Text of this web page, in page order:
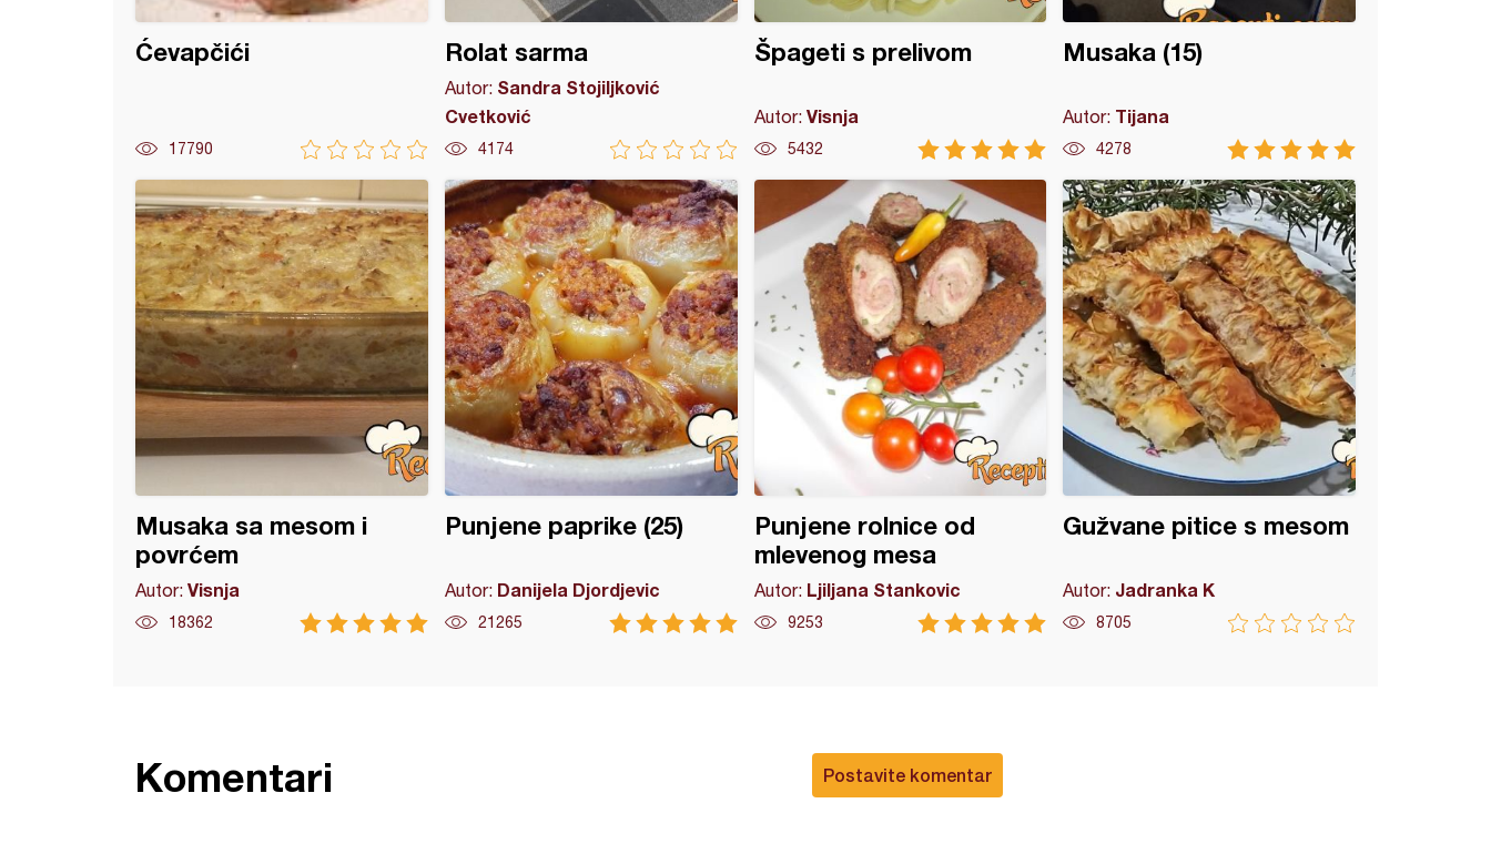
Ćevapčići
17790
Rolat sarma
Autor: Sandra Stojiljković
Cvetković
4174
Špageti s prelivom
Autor: Visnja
5432
Musaka (15)
Autor: Tijana
4278
Musaka sa mesom i
povrćem
Autor: Visnja
18362
Punjene paprike (25)
Autor: Danijela Djordjevic
21265
Punjene rolnice od
mlevenog mesa
Autor: Ljiljana Stankovic
9253
Gužvane pitice s mesom
Autor: Jadranka K
8705
pitice s mesom
Postavite komentar
Komentari